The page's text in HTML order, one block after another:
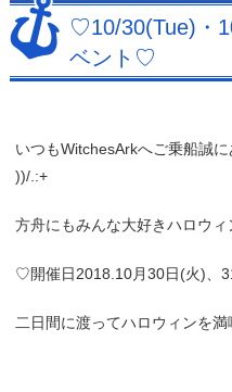
♡10/30(Tue)・
ベント♡
いつもWitchesArkへご乗船誠
))/.:+
方舟にもみんな大好きハロウ
♡開催日2018.10月30日(火)、
二日間に渡ってハロウィンを満